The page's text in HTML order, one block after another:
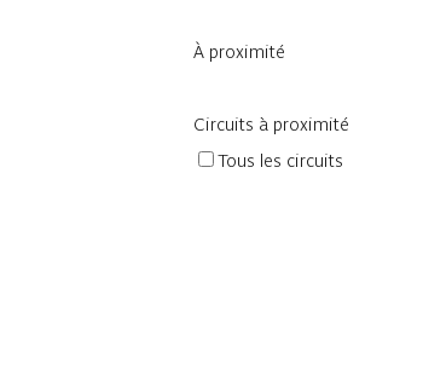
À proximité
Circuits à proximité
Tous les circuits